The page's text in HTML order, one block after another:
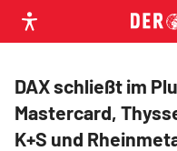
DAX schließt im
Mastercard,
K+S und